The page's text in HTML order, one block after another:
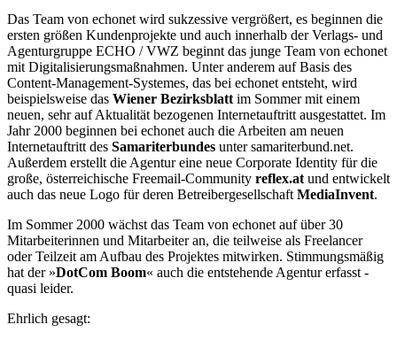
Das Team von echonet wird sukzessive vergrößert, es beginnen die
ersten größen Kundenprojekte und auch innerhalb der Verlags- und
Agenturgruppe ECHO / VWZ beginnt das junge Team von echonet
mit Digitalisierungsmaßnahmen. Unter anderem auf Basis des
Content-Management-Systemes, das bei echonet entsteht, wird
beispielsweise das Wiener Bezirksblatt im Sommer mit einem
neuen, sehr auf Aktualität bezogenen Internetauftritt ausgestattet. Im
Jahr 2000 beginnen bei echonet auch die Arbeiten am neuen
Internetauftritt des Samariterbundes unter samariterbund.net.
Außerdem erstellt die Agentur eine neue Corporate Identity für die
große, österreichische Freemail-Community reflex.at und entwickelt
auch das neue Logo für deren Betreibergesellschaft MediaInvent.
Im Sommer 2000 wächst das Team von echonet auf über 30
Mitarbeiterinnen und Mitarbeiter an, die teilweise als Freelancer
oder Teilzeit am Aufbau des Projektes mitwirken. Stimmungsmäßig
hat der »DotCom Boom« auch die entstehende Agentur erfasst -
quasi leider.
Ehrlich gesagt: